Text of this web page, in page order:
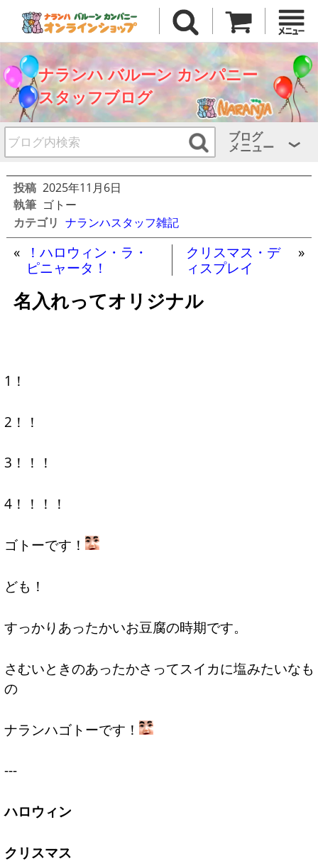
ナランハ バルーン カンパニー
スタッフブログ
ブログ
メニュー
投稿 2025年11月6日
執筆 ゴトー
カテゴリ ナランハスタッフ雑記
«
！ハロウィン・ラ・
ピニャータ！
クリスマス・デ
ィスプレイ
»
名入れってオリジナル
1！
2！！
3！！！
4！！！！
ゴトーです！
ども！
すっかりあったかいお豆腐の時期です。
さむいときのあったかさってスイカに塩みたいなも
の
ナランハゴトーです！
---
ハロウィン
クリスマス